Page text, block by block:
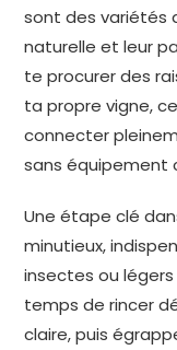
sont des variétés
naturelle et leur
te procurer des
ta propre vigne,
connecter
sans équipement
Une étape clé
minutieux,
insectes ou
temps de rincer
claire, puis